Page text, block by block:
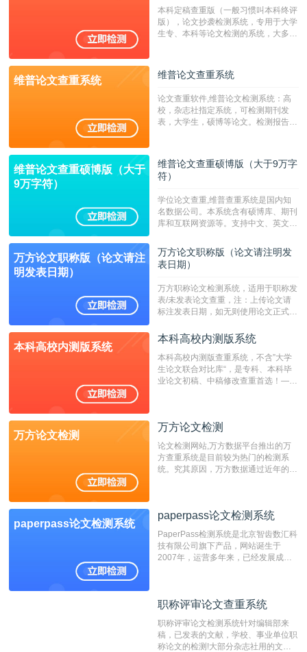
字符数30万）
本科定稿查重版（一般习惯叫本科终评
版），论文抄袭检测系统，专用于大学
生专、本科等论文检测的系统，大多数
维普论文查重系统 维普论文查重系统
论文查重软件,维普论文检测系统：高
校，杂志社指定系统，可检测期刊发
表，大学生，硕博等论文。检测报告支
维普论文查重硕博版（大于
9万字符）
维普论文查重硕博版（大于9万字
符）
学位论文查重,维普查重系统是国内知
名数据公司。本系统含有硕博库、期刊
库和互联网资源等。支持中文、英文、
定院校！！！
万方论文职称版（论文请注
明发表日期）
万方论文职称版（论文请注明发
表日期）
万方职称论文检测系统，适用于职称发
表/未发表论文查重，注：上传论文请
标注发表日期，如无则使用论文正式发
成时间作为发表日期。
本科高校内测版系统
本科高校内测版系统
本科高校内测版查重系统，不含”大学
生论文联合对比库“，是专科、本科毕
业论文初稿、中稿修改查重首选！——
万方论文检测
万方论文检测
论文检测网站,万方数据平台推出的万
方查重系统是目前较为热门的检测系
统。究其原因，万方数据通过近年的发
非。其次，相对于知网而言，万方检测
重的推荐系统。
paperpass论文检测系统
paperpass论文检测系统
PaperPass检测系统是北京智齿数汇科
技有限公司旗下产品，网站诞生于
2007年，运营多年来，已经发展成为
检测速度快、精度高，市场反映良好。
职称评审论文查重系统
职称评审论文检测系统针对编辑部来
稿，已发表的文献，学校、事业单位职
称论文的检测!大部分杂志社用的文献